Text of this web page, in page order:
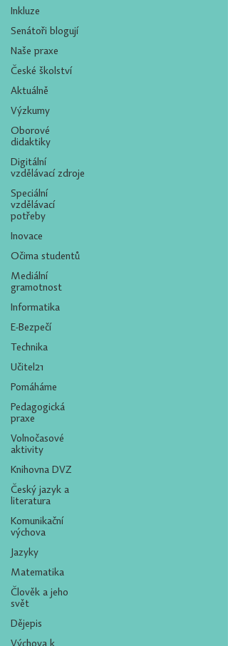
Inkluze
Senátoři blogují
Naše praxe
České školství
Aktuálně
Výzkumy
Oborové
didaktiky
Digitální
vzdělávací zdroje
Speciální
vzdělávací
potřeby
Inovace
Očima studentů
Mediální
gramotnost
Informatika
E-Bezpečí
Technika
Učitel21
Pomáháme
Pedagogická
praxe
Volnočasové
aktivity
Knihovna DVZ
Český jazyk a
literatura
Komunikační
výchova
Jazyky
Matematika
Člověk a jeho
svět
Dějepis